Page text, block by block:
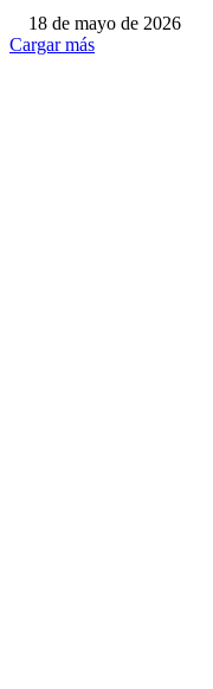
18 de mayo de 2026
Cargar más